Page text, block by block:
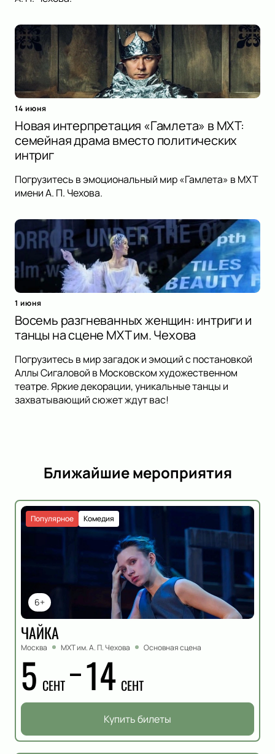
14 июня
Новая интерпретация «Гамлета» в МХТ:
семейная драма вместо политических
интриг
Погрузитесь в эмоциональный мир «Гамлета» в МХТ
имени А. П. Чехова.
1 июня
Восемь разгневанных женщин: интриги и
танцы на сцене МХТ им. Чехова
Погрузитесь в мир загадок и эмоций с постановкой
Аллы Сигаловой в Московском художественном
театре. Яркие декорации, уникальные танцы и
захватывающий сюжет ждут вас!
Ближайшие мероприятия
6+
Комедия
Популярное
ЧАЙКА
Москва МХТ им. А. П. Чехова Основная сцена
5 СЕНТ 14 СЕНТ
Купить билеты